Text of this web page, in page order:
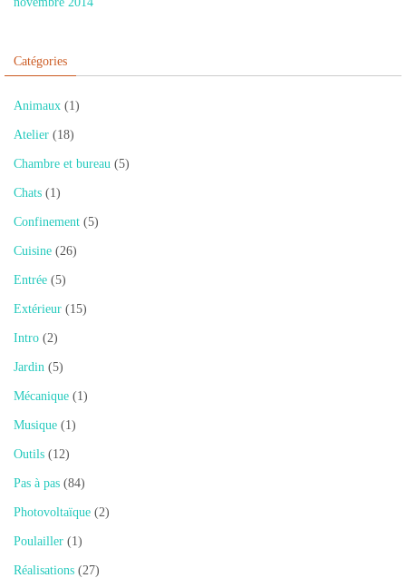
Catégories
Animaux (1)
Atelier (18)
Chambre et bureau (5)
Chats (1)
Confinement (5)
Cuisine (26)
Entrée (5)
Extérieur (15)
Intro (2)
Jardin (5)
Mécanique (1)
Musique (1)
Outils (12)
Pas à pas (84)
Photovoltaïque (2)
Poulailler (1)
Réalisations (27)